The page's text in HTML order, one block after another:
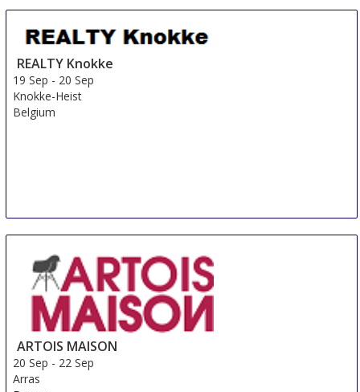
REALTY Knokke
19 Sep - 20 Sep
Knokke-Heist
Belgium
ARTOIS MAISON
20 Sep - 22 Sep
Arras